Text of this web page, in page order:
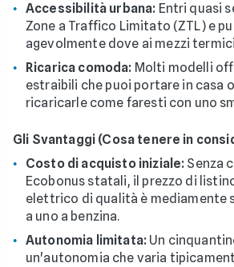
Accessibilità urbana: Entri quasi
Zone a Traffico Limitato (ZTL) e
agevolmente dove ai mezzi
Ricarica comoda: Molti modelli
estraibili che puoi portare in casa
ricaricarle come faresti con uno
Gli Svantaggi (Cosa tenere in
Costo di acquisto iniziale: Senza
Ecobonus statali, il prezzo di
elettrico di qualità è mediamente
a uno a benzina.
Autonomia limitata: Un
un'autonomia che varia